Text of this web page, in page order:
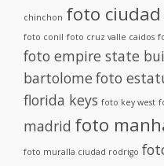
chinchon foto ciudad
foto conil foto cruz valle caidos
foto empire state
bartolomefoto
florida keys foto key west
madrid foto
foto muralla ciudad rodrigo